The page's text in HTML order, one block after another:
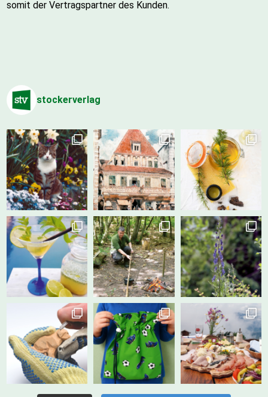
somit der Vertragspartner des Kunden.
stockerverlag